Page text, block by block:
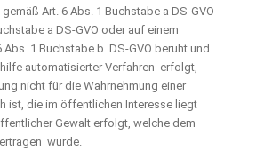
Art. 6 Abs. 1 Buchstabe a DS-GVO
a DS-GVO oder auf einem
Abs. 1 Buchstabe b DS-GVO beruht und
automatisierter Verfahren erfolgt,
nicht für die Wahrnehmung einer
ist, die im öffentlichen Interesse liegt
Gewalt erfolgt, welche dem
wurde.